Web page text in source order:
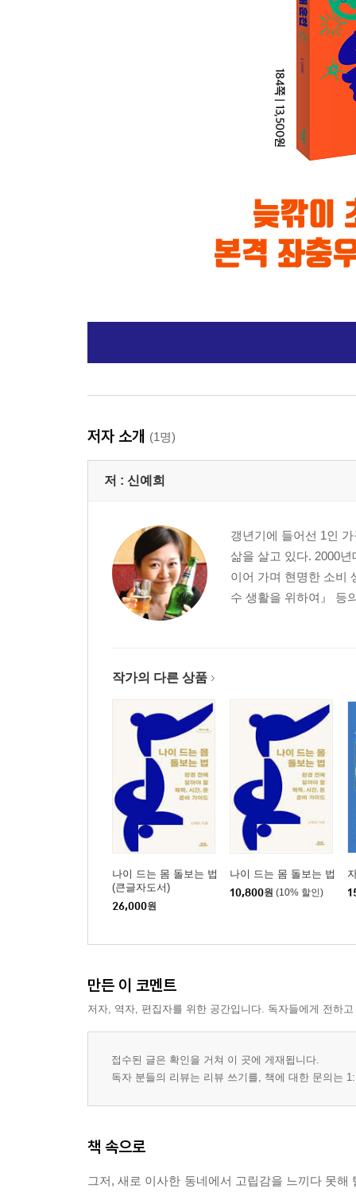
저자 소개 (1명)
저 : 신예희
갱년기에 들어선 1인
삶을 살고 있다. 2000
이어 가며 현명한 소비
수 생활을 위하여』 등
작가의 다른 상품
나이 드는 몸 돌보는 법
(큰글자도서)
26,000원
나이 드는 몸 돌보는 법
10,800원 (10% 할인)
만든 이 코멘트
저자, 역자, 편집자를 위한 공간입니다. 독자들에게 전하
접수된 글은 확인을 거쳐 이 곳에 게재됩니다.
독자 분들의 리뷰는 리뷰 쓰기를, 책에 대한 문의는
책 속으로
그저, 새로 이사한 동네에서 고립감을 느끼다 못